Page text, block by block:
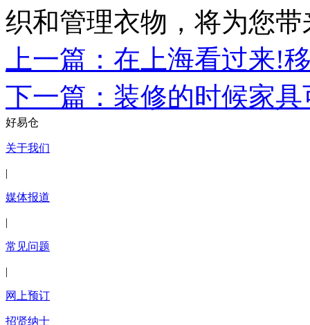
织和管理衣物，将为您
上一篇：在上海看过来!
下一篇：装修的时候家
好易仓
关于我们
|
媒体报道
|
常见问题
|
网上预订
招贤纳士